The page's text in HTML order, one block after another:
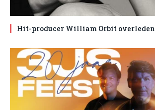
Hit-producer William Orbit overleden